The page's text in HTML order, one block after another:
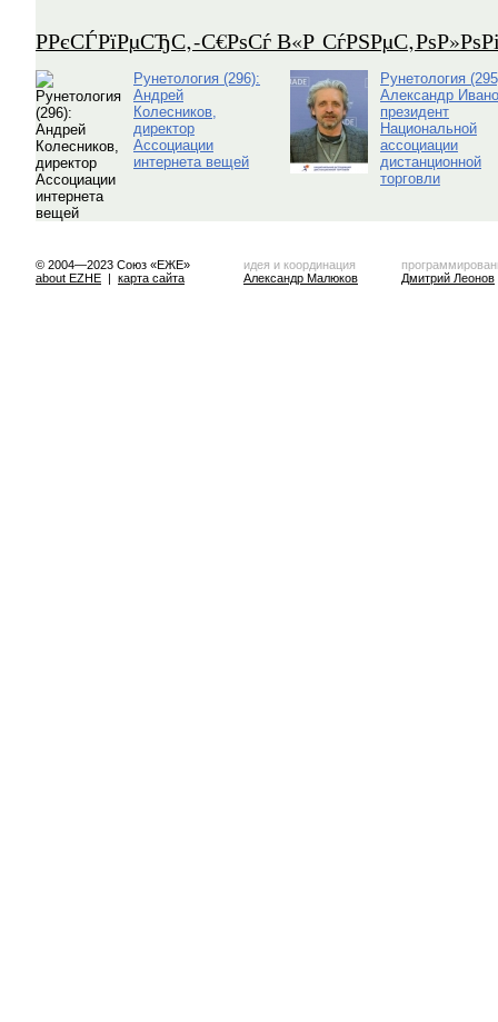
Р­РєСЃРїРµСЂС‚-С€РѕСѓ В«Р
Рунетология (296):
Андрей
Колесников,
директор
Ассоциации
интернета вещей
Рунетология
Александр
президент
Национальной
ассоциации
дистанционной
торговли
© 2004—2023 Союз «ЕЖЕ»
about EZHE | карта сайта
идея и координация
Александр Малюков
Дмитрий Леонов